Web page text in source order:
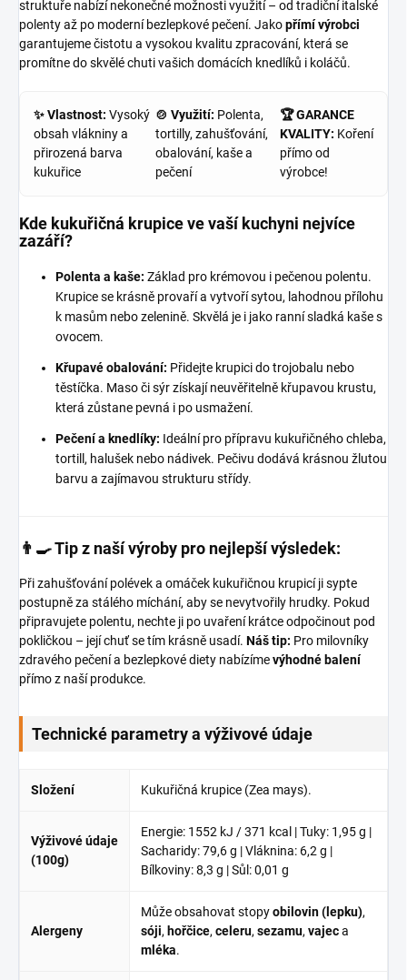
struktuře nabízí nekonečné možnosti využití – od tradiční italské
polenty až po moderní bezlepkové pečení. Jakopřímí výrobci
garantujeme čistotu a vysokou kvalitu zpracování, která se
promítne do skvělé chuti vašich domácích knedlíků i koláčů.
✨ Vlastnost: Vysoký
obsah vlákniny a
přirozená barva
kukuřice
🍲 Využití: Polenta,
tortilly, zahušťování,
obalování, kaše a
pečení
🏆 GARANCE
KVALITY: Koření
přímo od
výrobce!
Kde kukuřičná krupice ve vaší kuchyni nejvíce
zazáří?
Polenta a kaše: Základ pro krémovou i pečenou polentu.
Krupice se krásně provaří a vytvoří sytou, lahodnou přílohu
k masům nebo zelenině. Skvělá je i jako ranní sladká kaše s
ovocem.
Křupavé obalování: Přidejte krupici do trojobalu nebo
těstíčka. Maso či sýr získají neuvěřitelně křupavou krustu,
která zůstane pevná i po usmažení.
Pečení a knedlíky: Ideální pro přípravu kukuřičného chleba,
tortill, halušek nebo nádivek. Pečivu dodává krásnou žlutou
barvu a zajímavou strukturu střídy.
👨‍🍳 Tip z naší výroby pro nejlepší výsledek:
Při zahušťování polévek a omáček kukuřičnou krupicí ji sypte
postupně za stálého míchání, aby se nevytvořily hrudky. Pokud
připravujete polentu, nechte ji po uvaření krátce odpočinout pod
pokličkou – její chuť se tím krásně usadí. Náš tip: Pro milovníky
zdravého pečení a bezlepkové diety nabízímevýhodné balení
přímo z naší produkce.
Technické parametry a výživové údaje
Složení Kukuřičná krupice (Zea mays).
Výživové údaje
(100g)
Energie: 1552 kJ / 371 kcal | Tuky: 1,95 g |
Sacharidy: 79,6 g | Vláknina: 6,2 g |
Bílkoviny: 8,3 g | Sůl: 0,01 g
Alergeny
Může obsahovat stopyobilovin (lepku),
sóji, hořčice, celeru, sezamu, vajeca
mléka.